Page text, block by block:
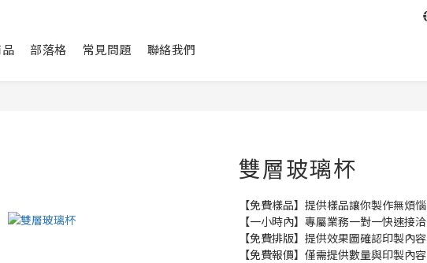
部落格 常見問題 聯絡我們
雙層玻璃杯
【免費樣品】提供樣品讓你製作無煩惱
【一小時內】專屬業務一對一快速接洽
【免費排版】提供效果圖確認印製內容
【免費報價】僅需提供數量與印製內容